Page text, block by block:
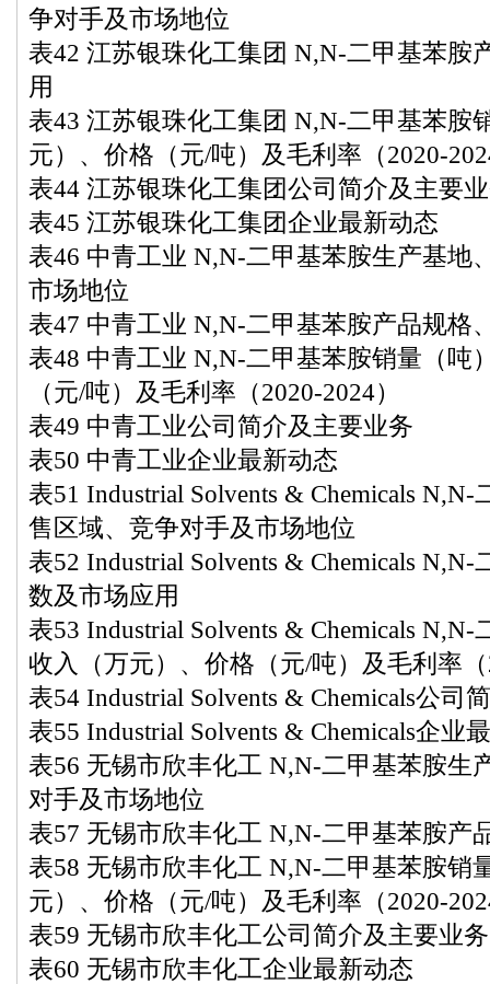
争对手及市场地位
表42 江苏银珠化工集团 N,N-二甲基苯胺
用
表43 江苏银珠化工集团 N,N-二甲基苯胺
元）、价格（元/吨）及毛利率（2020-
表44 江苏银珠化工集团公司简介及主要
表45 江苏银珠化工集团企业最新动态
表46 中青工业 N,N-二甲基苯胺生产基地
市场地位
表47 中青工业 N,N-二甲基苯胺产品规格
表48 中青工业 N,N-二甲基苯胺销量（吨
（元/吨）及毛利率（2020-2024）
表49 中青工业公司简介及主要业务
表50 中青工业企业最新动态
表51 Industrial Solvents & Chemicals
售区域、竞争对手及市场地位
表52 Industrial Solvents & Chemicals
数及市场应用
表53 Industrial Solvents & Chemicals
收入（万元）、价格（元/吨）及毛利率
表54 Industrial Solvents & Chemicals公司
表55 Industrial Solvents & Chemicals企业
表56 无锡市欣丰化工 N,N-二甲基苯胺生
对手及市场地位
表57 无锡市欣丰化工 N,N-二甲基苯胺产
表58 无锡市欣丰化工 N,N-二甲基苯胺销
元）、价格（元/吨）及毛利率（2020-
表59 无锡市欣丰化工公司简介及主要业务
表60 无锡市欣丰化工企业最新动态